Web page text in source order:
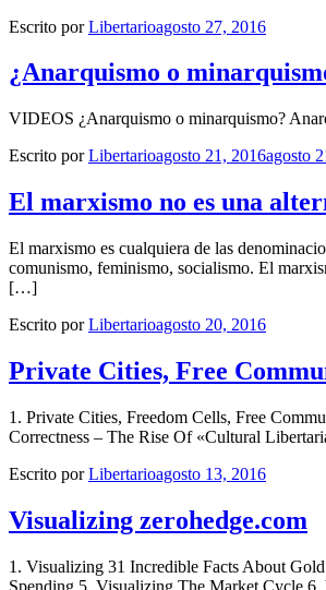
Escrito porLibertarioagosto 27, 2016
¿Anarquismo o
VIDEOS ¿Anarquismo o minarquismo?
Escrito porLibertarioagosto 21, 2016agosto
El marxismo no es una
El marxismo es cualquiera de las
comunismo, feminismo, socialismo. El
[…]
Escrito porLibertarioagosto 20, 2016
Private Cities, Free
1. Private Cities, Freedom Cells, Free
Correctness – The Rise Of «Cultural
Escrito porLibertarioagosto 13, 2016
Visualizing zerohedge.com
1. Visualizing 31 Incredible Facts About
Spending 5. Visualizing The Market Cycle